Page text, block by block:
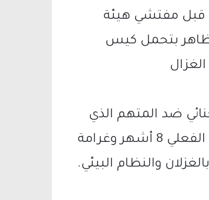
قبل مفتشي هيئة
بتحمل كيس
ضد المتهم الذي
كان هو الشخصيه المسيطرة، وحكم عليه بالسجن الفعلي 8 أشهر وغرامة